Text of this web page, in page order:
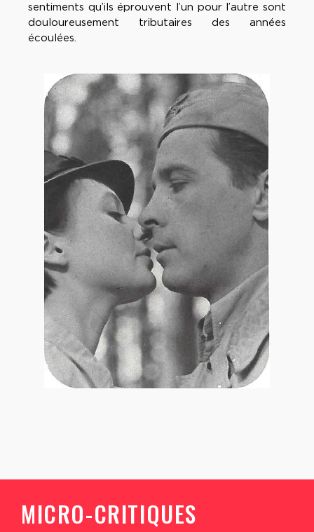
sentiments qu’ils éprouvent l’un pour l’autre sont
douloureusement tributaires des années
écoulées.
MICRO-CRITIQUES